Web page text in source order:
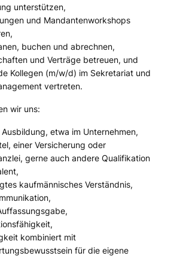
unterstützen,
und Mandantenworkshops
buchen und abrechnen,
und Verträge betreuen, und
Kollegen (m/w/d) im Sekretariat und
vertreten.
wir uns:
etwa im Unternehmen,
einer Versicherung oder
gerne auch andere Qualifikation
kaufmännisches Verständnis,
kombiniert mit
für die eigene